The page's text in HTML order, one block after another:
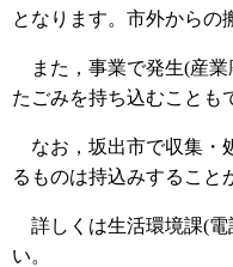
となります。市外からの
また，事業で発生(産業
たごみを持ち込むことも
なお，坂出市で収集・
るものは持込みすること
詳しくは生活環境課(電
い。